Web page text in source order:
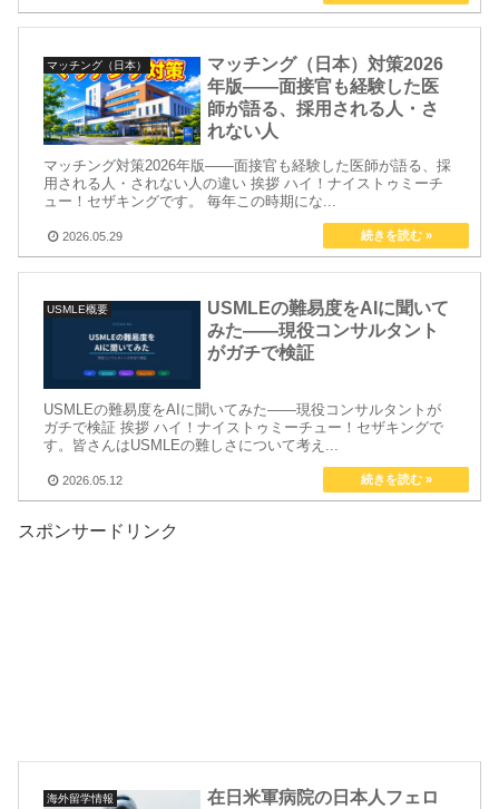
マッチング（日本）
マッチング（日本）対策2026
年版——面接官も経験した医
師が語る、採用される人・さ
れない人
マッチング対策2026年版——面接官も経験した医師が語る、採
用される人・されない人の違い 挨拶 ハイ！ナイストゥミーチ
ュー！セザキングです。 毎年この時期にな...
2026.05.29
USMLE概要
USMLEの難易度をAIに聞いて
みた——現役コンサルタント
がガチで検証
USMLEの難易度をAIに聞いてみた——現役コンサルタントが
ガチで検証 挨拶 ハイ！ナイストゥミーチュー！セザキングで
す。皆さんはUSMLEの難しさについて考え...
2026.05.12
スポンサードリンク
海外留学情報
在日米軍病院の日本人フェロ